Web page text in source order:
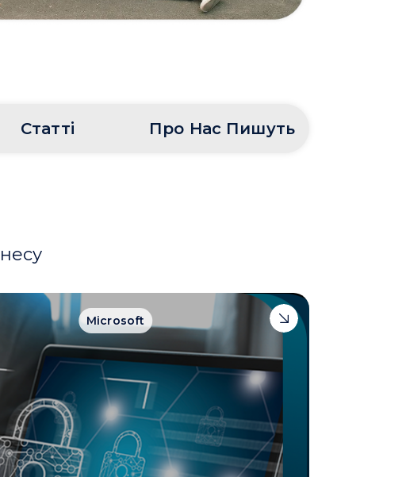
Статті Про Нас Пишуть
Microsoft